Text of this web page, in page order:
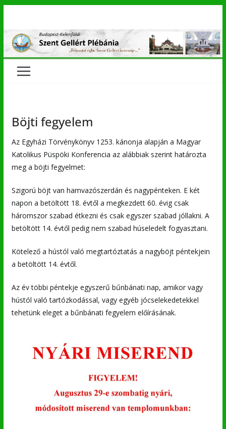
content
Böjti fegyelem
Az Egyházi Törvénykönyv 1253. kánonja alapján a Magyar
Katolikus Püspöki Konferencia az alábbiak szerint határozta
meg a böjti fegyelmet:
Szigorú böjt van hamvazószerdán és nagypénteken. E két
napon a betöltött 18. évtől a megkezdett 60. évig csak
háromszor szabad étkezni és csak egyszer szabad jóllakni. A
betöltött 14. évtől pedig nem szabad húseledelt fogyasztani.
Kötelező a hústól való megtartóztatás a nagyböjt péntekjein
a betöltött 14. évtől.
Az év többi péntekje egyszerű bűnbánati nap, amikor vagy
hústól való tartózkodással, vagy egyéb jócselekedetekkel
tehetünk eleget a bűnbánati fegyelem előírásának.